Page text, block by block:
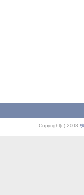
Copyright(c) 2008